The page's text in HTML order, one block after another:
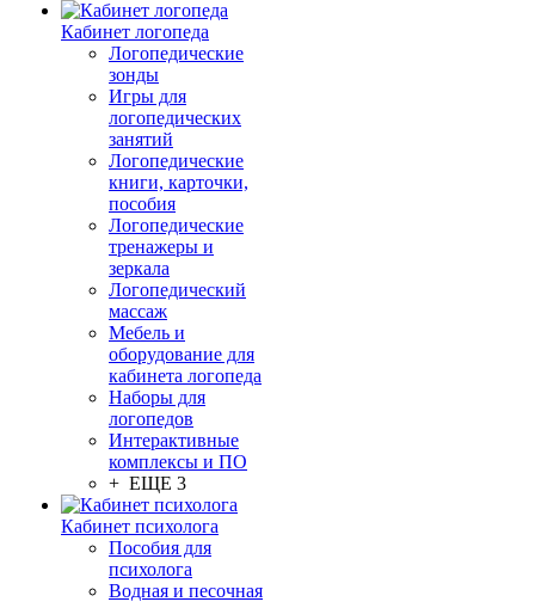
Кабинет логопеда
Логопедические
зонды
Игры для
логопедических
занятий
Логопедические
книги, карточки,
пособия
Логопедические
тренажеры и
зеркала
Логопедический
массаж
Мебель и
оборудование для
кабинета логопеда
Наборы для
логопедов
Интерактивные
комплексы и ПО
+ ЕЩЕ 3
Кабинет психолога
Пособия для
психолога
Водная и песочная